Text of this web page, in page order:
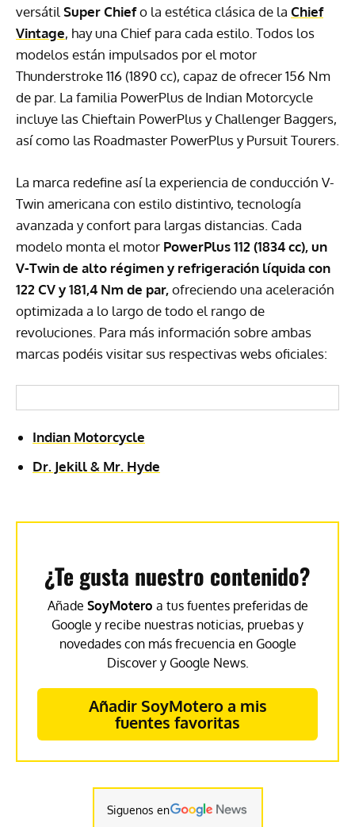
versátil Super Chiefo la estética clásica de la Chief
Vintage, hay una Chief para cada estilo. Todos los
modelos están impulsados por el motor
Thunderstroke 116 (1890 cc), capaz de ofrecer 156 Nm
de par. La familia PowerPlus de Indian Motorcycle
incluye las Chieftain PowerPlus y Challenger Baggers,
así como las Roadmaster PowerPlus y Pursuit Tourers.
La marca redefine así la experiencia de conducción V-
Twin americana con estilo distintivo, tecnología
avanzada y confort para largas distancias. Cada
modelo monta el motor PowerPlus 112 (1834 cc), un
V-Twin de alto régimen y refrigeración líquida con
122 CV y 181,4 Nm de par,ofreciendo una aceleración
optimizada a lo largo de todo el rango de
revoluciones. Para más información sobre ambas
marcas podéis visitar sus respectivas webs oficiales:
Indian Motorcycle
Dr. Jekill & Mr. Hyde
¿Te gusta nuestro contenido?
Añade SoyMotero a tus fuentes preferidas de
Google y recibe nuestras noticias, pruebas y
novedades con más frecuencia en Google
Discover y Google News.
Añadir SoyMotero a mis
fuentes favoritas
Siguenos en